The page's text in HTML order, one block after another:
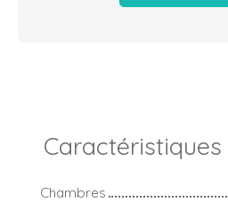
Caractéristiques
Chambres